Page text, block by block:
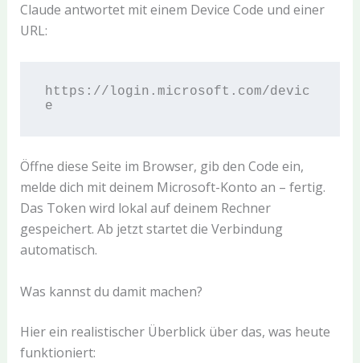
Claude antwortet mit einem Device Code und einer
URL:
https://login.microsoft.com/devic
Öffne diese Seite im Browser, gib den Code ein,
melde dich mit deinem Microsoft-Konto an – fertig.
Das Token wird lokal auf deinem Rechner
gespeichert. Ab jetzt startet die Verbindung
automatisch.
Was kannst du damit machen?
Hier ein realistischer Überblick über das, was heute
funktioniert: